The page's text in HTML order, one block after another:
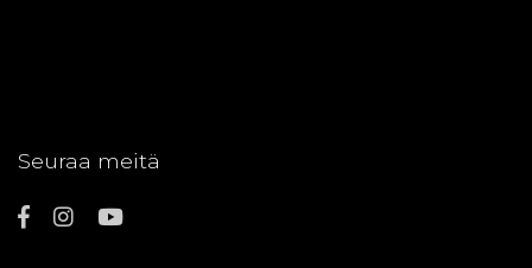
Seuraa meitä